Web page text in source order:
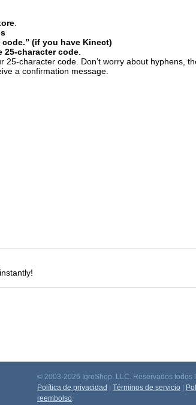
.
(if you have Kinect)
25-character code.
character code. Don’t worry about hyphens,
a confirmation message.
© 2003-2026 IgroShop, LLC. Reservados todos
Política de privacidad
Términos de servicio
reembolso.